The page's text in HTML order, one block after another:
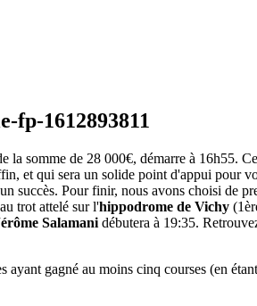
somme de 28 000€, démarre à 16h55.
et qui sera un solide point d'appui pour
succès. Pour finir, nous avons choisi de
trot attelé sur l'hippodrome de Vichy
Salamani débutera à 19:35.
ayant gagné au moins cinq courses (en